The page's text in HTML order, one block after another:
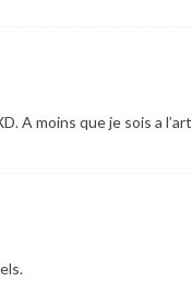
A moins que je sois a